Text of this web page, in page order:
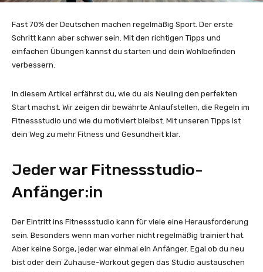
Fast 70% der Deutschen machen regelmäßig Sport. Der erste
Schritt kann aber schwer sein. Mit den richtigen Tipps und
einfachen Übungen kannst du starten und dein Wohlbefinden
verbessern.
In diesem Artikel erfährst du, wie du als Neuling den perfekten
Start machst. Wir zeigen dir bewährte Anlaufstellen, die Regeln im
Fitnessstudio und wie du motiviert bleibst. Mit unseren Tipps ist
dein Weg zu mehr Fitness und Gesundheit klar.
Jeder war Fitnessstudio-
Anfänger:in
Der Eintritt ins Fitnessstudio kann für viele eine Herausforderung
sein. Besonders wenn man vorher nicht regelmäßig trainiert hat.
Aber keine Sorge, jeder war einmal ein Anfänger. Egal ob du neu
bist oder dein Zuhause-Workout gegen das Studio austauschen